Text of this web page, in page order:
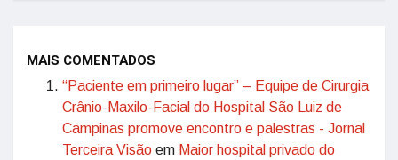
MAIS COMENTADOS
“Paciente em primeiro lugar” – Equipe de Cirurgia
Crânio-Maxilo-Facial do Hospital São Luiz de
Campinas promove encontro e palestras - Jornal
Terceira Visão em Maior hospital privado do